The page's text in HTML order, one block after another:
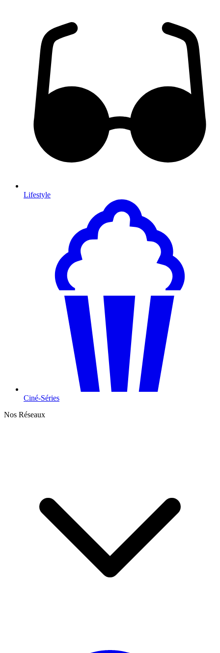
Lifestyle
Ciné-Séries
Nos Réseaux